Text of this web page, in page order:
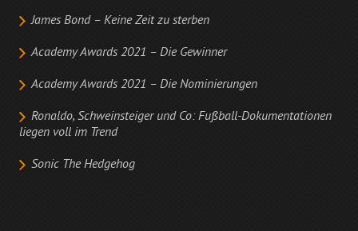
James Bond – Keine Zeit zu sterben
Academy Awards 2021 – Die Gewinner
Academy Awards 2021 – Die Nominierungen
Ronaldo, Schweinsteiger und Co: Fußball-Dokumentationen
liegen voll im Trend
Sonic The Hedgehog